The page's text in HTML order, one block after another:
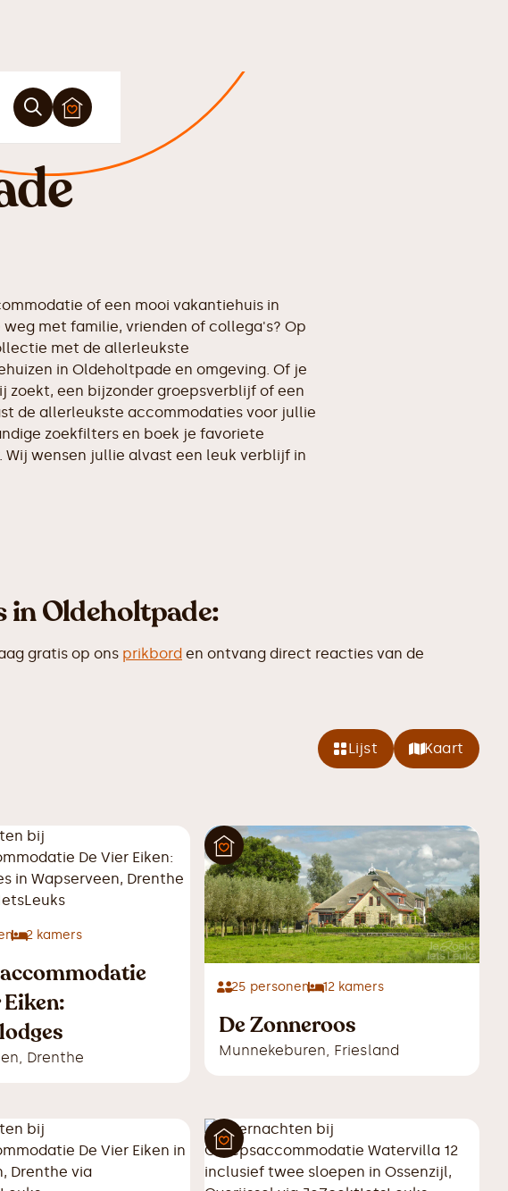
of een mooi vakantiehuis in
met familie, vrienden of collega's? Op
met de allerleukste
in Oldeholtpade en omgeving. Of je
zoekt, een bijzonder groepsverblijf of een
de allerleukste accommodaties voor jullie
zoekfilters en boek je favoriete
wensen jullie alvast een leuk verblijf in
in Oldeholtpade:
gratis op ons prikbord en ontvang direct reacties van de
Lijst Kaart
2 kamers
, Drenthe
25 personen 12 kamers
De Zonneroos
Munnekeburen, Friesland